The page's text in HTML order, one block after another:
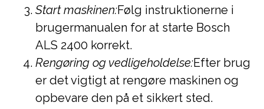
Start maskinen:Følg instruktionerne i
brugermanualen for at starte Bosch
ALS 2400 korrekt.
Rengøring og vedligeholdelse:Efter brug
er det vigtigt at rengøre maskinen og
opbevare den på et sikkert sted.